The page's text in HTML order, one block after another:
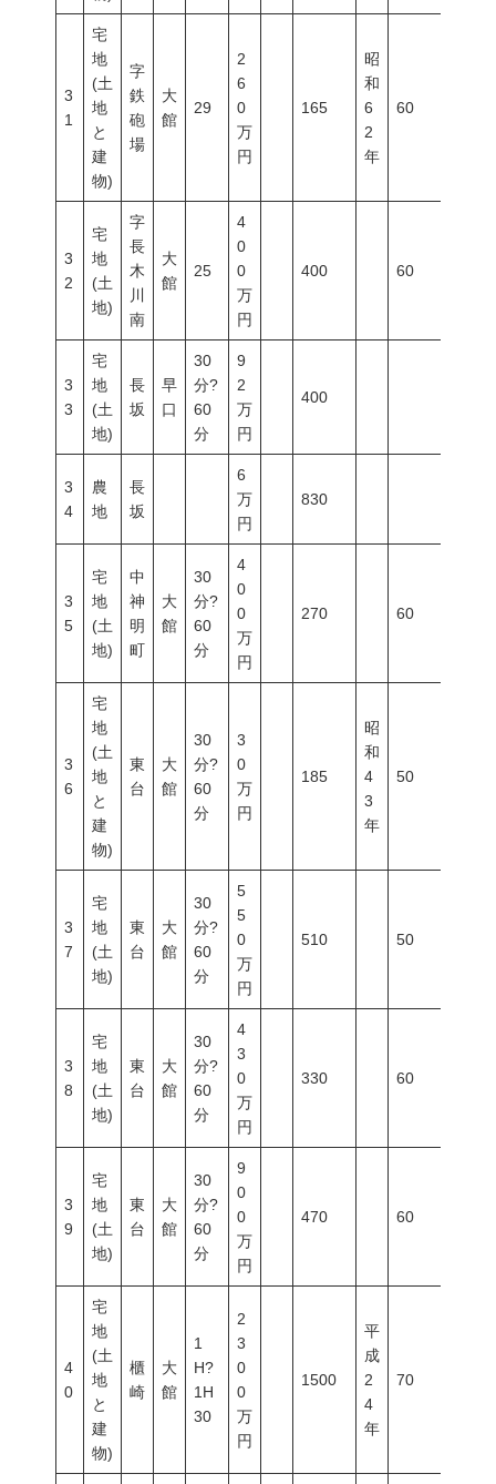
3
1
宅
地
(土
地
と
建
物)
字
鉄
砲
場
大
館
29
2
6
0
万
円
165
昭
和
6
2
年
60
3
2
宅
地
(土
地)
字
長
木
川
南
大
館
25
4
0
0
万
円
400 60
3
3
宅
地
(土
地)
長
坂
早
口
30
分?
60
分
9
2
万
円
400
3
4
農
地
長
坂
6
万
円
830
3
5
宅
地
(土
地)
中
神
明
町
大
館
30
分?
60
分
4
0
0
万
円
270 60
3
6
宅
地
(土
地
と
建
物)
東
台
大
館
30
分?
60
分
3
0
万
円
185
昭
和
4
3
年
50
3
7
宅
地
(土
地)
東
台
大
館
30
分?
60
分
5
5
0
万
円
510 50
3
8
宅
地
(土
地)
東
台
大
館
30
分?
60
分
4
3
0
万
円
330 60
3
9
宅
地
(土
地)
東
台
大
館
30
分?
60
分
9
0
0
万
円
470 60
4
0
宅
地
(土
地
と
建
物)
櫃
崎
大
館
1
H?
1H
30
2
3
0
0
万
円
1500
平
成
2
4
年
70